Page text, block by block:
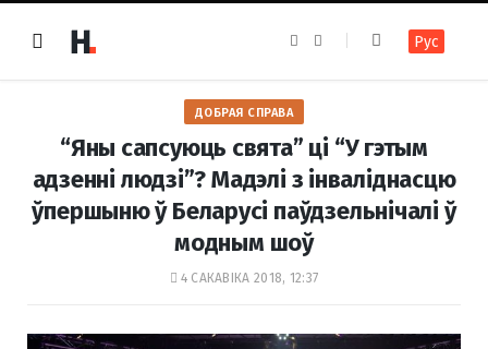
e
b
o
k
t
a
m
Рус
ДОБРАЯ СПРАВА
“Яны сапсуюць свята” ці “У гэтым
адзенні людзі”? Мадэлі з інваліднасцю
ўпершыню ў Беларусі паўдзельнічалі ў
модным шоў
4 САКАВІКА 2018, 12:37